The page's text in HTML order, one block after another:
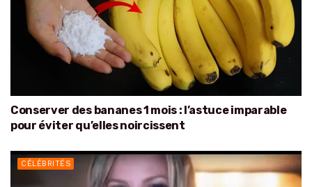
Conserver des bananes 1 mois : l’astuce imparable
pour éviter qu’elles noircissent
CÉLÉBRITÉS